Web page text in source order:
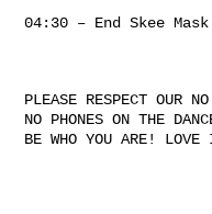
04:30 – End Skee
PLEASE RESPECT OUR
NO PHONES ON THE
BE WHO YOU ARE! LOVE